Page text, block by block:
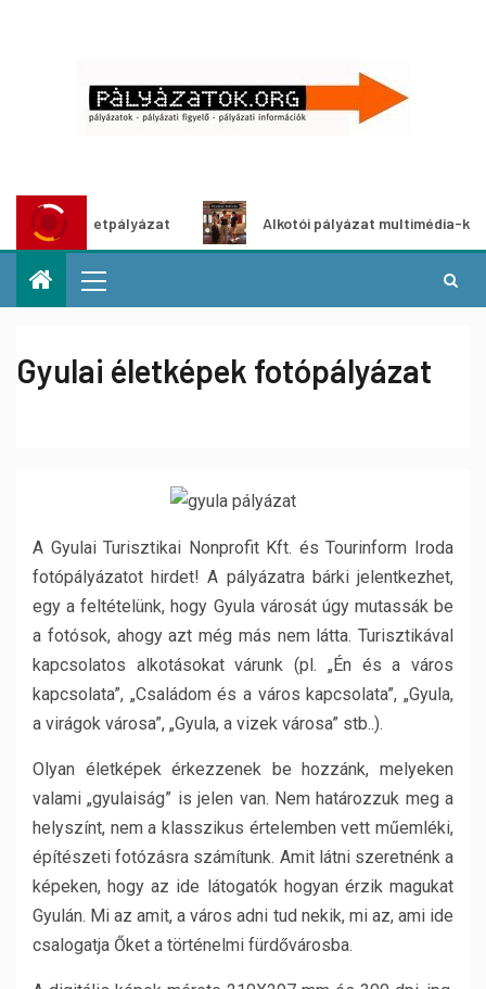
ötletpályázat Alkotói pályázat multimédia-kiállításhoz
Gyulai életképek fotópályázat
A Gyulai Turisztikai Nonprofit Kft. és Tourinform Iroda
fotópályázatot hirdet! A pályázatra bárki jelentkezhet,
egy a feltételünk, hogy Gyula városát úgy mutassák be
a fotósok, ahogy azt még más nem látta. Turisztikával
kapcsolatos alkotásokat várunk (pl. „Én és a város
kapcsolata”, „Családom és a város kapcsolata”, „Gyula,
a virágok városa”, „Gyula, a vizek városa” stb..).
Olyan életképek érkezzenek be hozzánk, melyeken
valami „gyulaiság” is jelen van. Nem határozzuk meg a
helyszínt, nem a klasszikus értelemben vett műemléki,
építészeti fotózásra számítunk. Amit látni szeretnénk a
képeken, hogy az ide látogatók hogyan érzik magukat
Gyulán. Mi az amit, a város adni tud nekik, mi az, ami ide
csalogatja Őket a történelmi fürdővárosba.